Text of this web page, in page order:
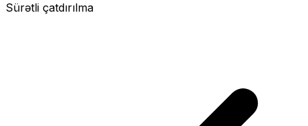
Sürətli çatdırılma